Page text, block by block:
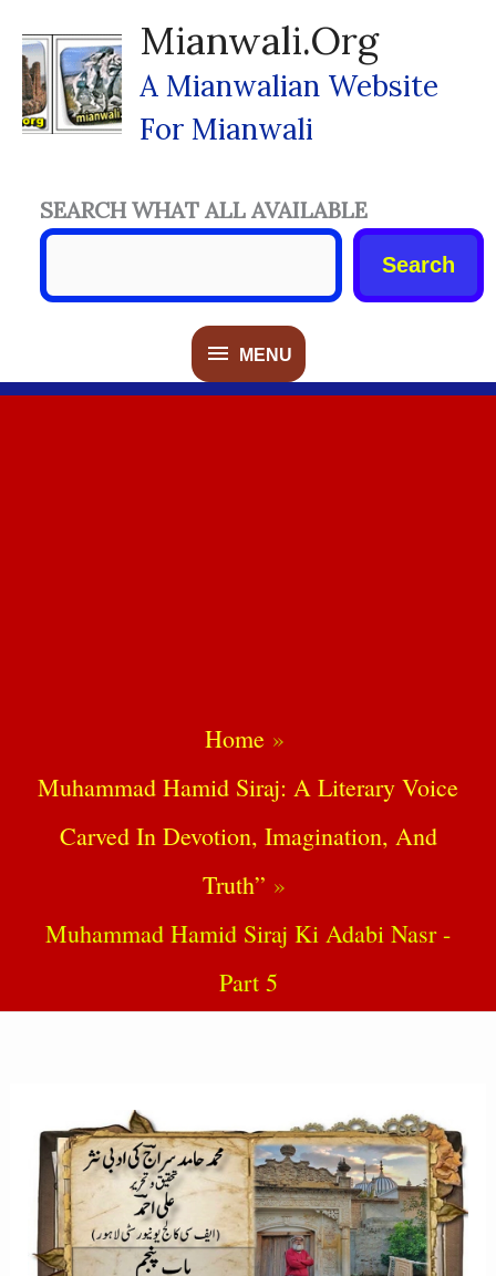
Content
Mianwali.org
A Mianwalian Website
For Mianwali
MENU
MENU
SEARCH WHAT ALL AVAILABLE
Search
Home
Muhammad Hamid Siraj: A Literary Voice
Carved In Devotion, Imagination, And
Truth”
Muhammad Hamid Siraj Ki Adabi Nasr -
Part 5